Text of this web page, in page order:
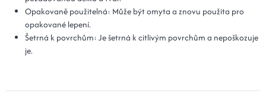
Opakovaně použitelná: Může být omyta a znovu použita pro
opakované lepení.
Šetrná k povrchům: Je šetrná k citlivým povrchům a nepoškozuje
je.